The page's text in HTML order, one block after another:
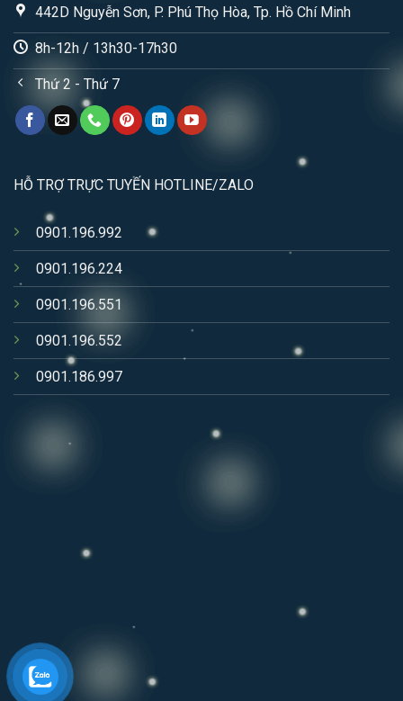
442D Nguyễn Sơn, P. Phú Thọ Hòa, Tp. Hồ Chí Minh
8h-12h / 13h30-17h30
Thứ 2 - Thứ 7
HỖ TRỢ TRỰC TUYẾN HOTLINE/ZALO
0901.196.992
0901.196.224
0901.196.551
0901.196.552
0901.186.997